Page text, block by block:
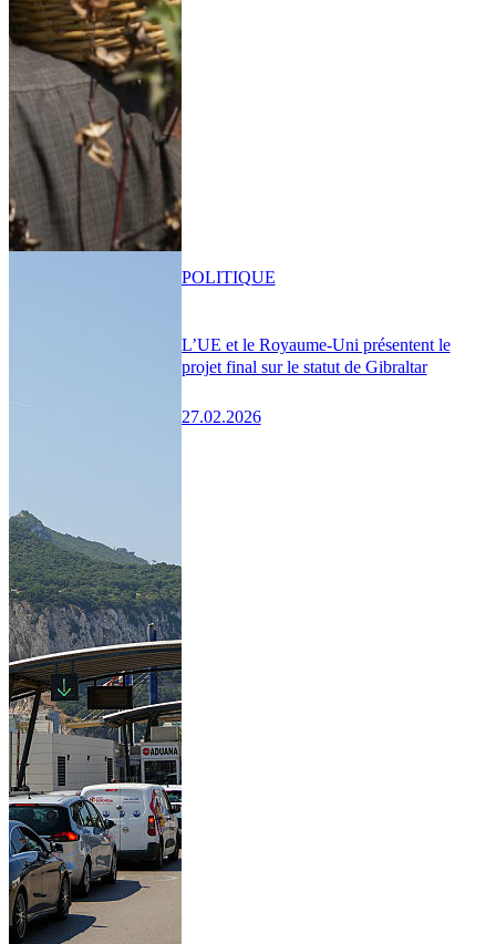
L’UE et le Royaume-Uni présentent le
projet final sur le statut de Gibraltar
27.02.2026
POLITIQUE